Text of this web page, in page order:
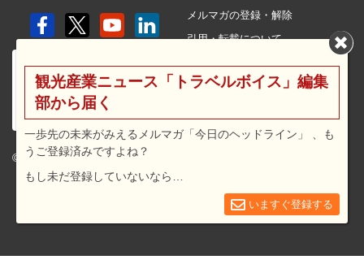
© 2026 travel voice.
メルマガの登録・解除
引用・転載について
利用規約
広告メニュー・料金
観光産業ニュース「トラベルボイス」編集
部から届く
一歩先の未来がみえるメルマガ「今日のヘッドライン」 、も
うご登録済みですよね？
もし未だ登録していないなら…
いますぐ登録する